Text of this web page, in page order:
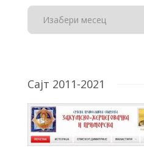
Сајт 2011-2021